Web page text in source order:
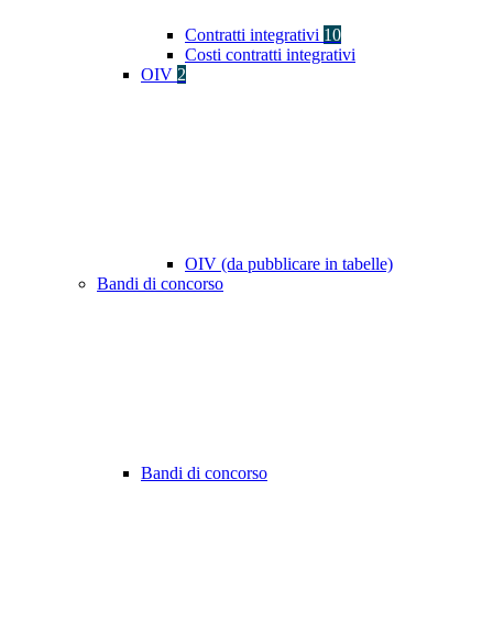
Contratti integrativi 10
Costi contratti integrativi
OIV 2
OIV (da pubblicare in tabelle)
Bandi di concorso
Bandi di concorso